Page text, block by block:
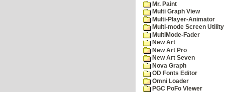
Mr. Paint
Multi Graph View
Multi-Player-Animator
Multi-mode Screen Utility
MultiMode-Fader
New Art
New Art Pro
New Art Seven
Nova Graph
OD Fonts Editor
Omni Loader
PGC PoFo Viewer